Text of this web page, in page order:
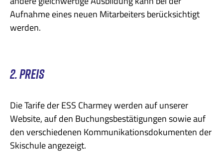
Aufnahme eines neuen Mitarbeiters berücksichtigt
werden.
2. PREIS
Die Tarife der ESS Charmey werden auf unserer
Website, auf den Buchungsbestätigungen sowie auf
den verschiedenen Kommunikationsdokumenten der
Skischule angezeigt.